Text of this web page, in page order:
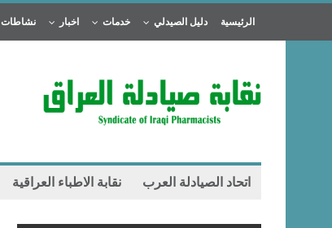
الرئيسية دليل الصيدلي خدمات اخبار نشاطات
اتحاد الصيادلة العرب نقابة الاطباء العراقية